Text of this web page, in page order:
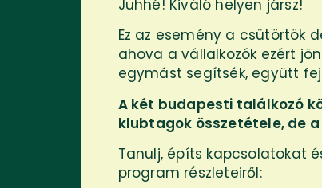
Juhhé! Kiváló helyen jársz!
Ez az esemény a csütörtök
ahova a vállalkozók ezért
egymást segítsék, együtt
A két budapesti találkozó
klubtagok összetétele, de
Tanulj, építs kapcsolatokat
program részleteiről: